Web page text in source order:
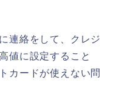
連絡をして、クレジ
値に設定すること
カードが使えない問